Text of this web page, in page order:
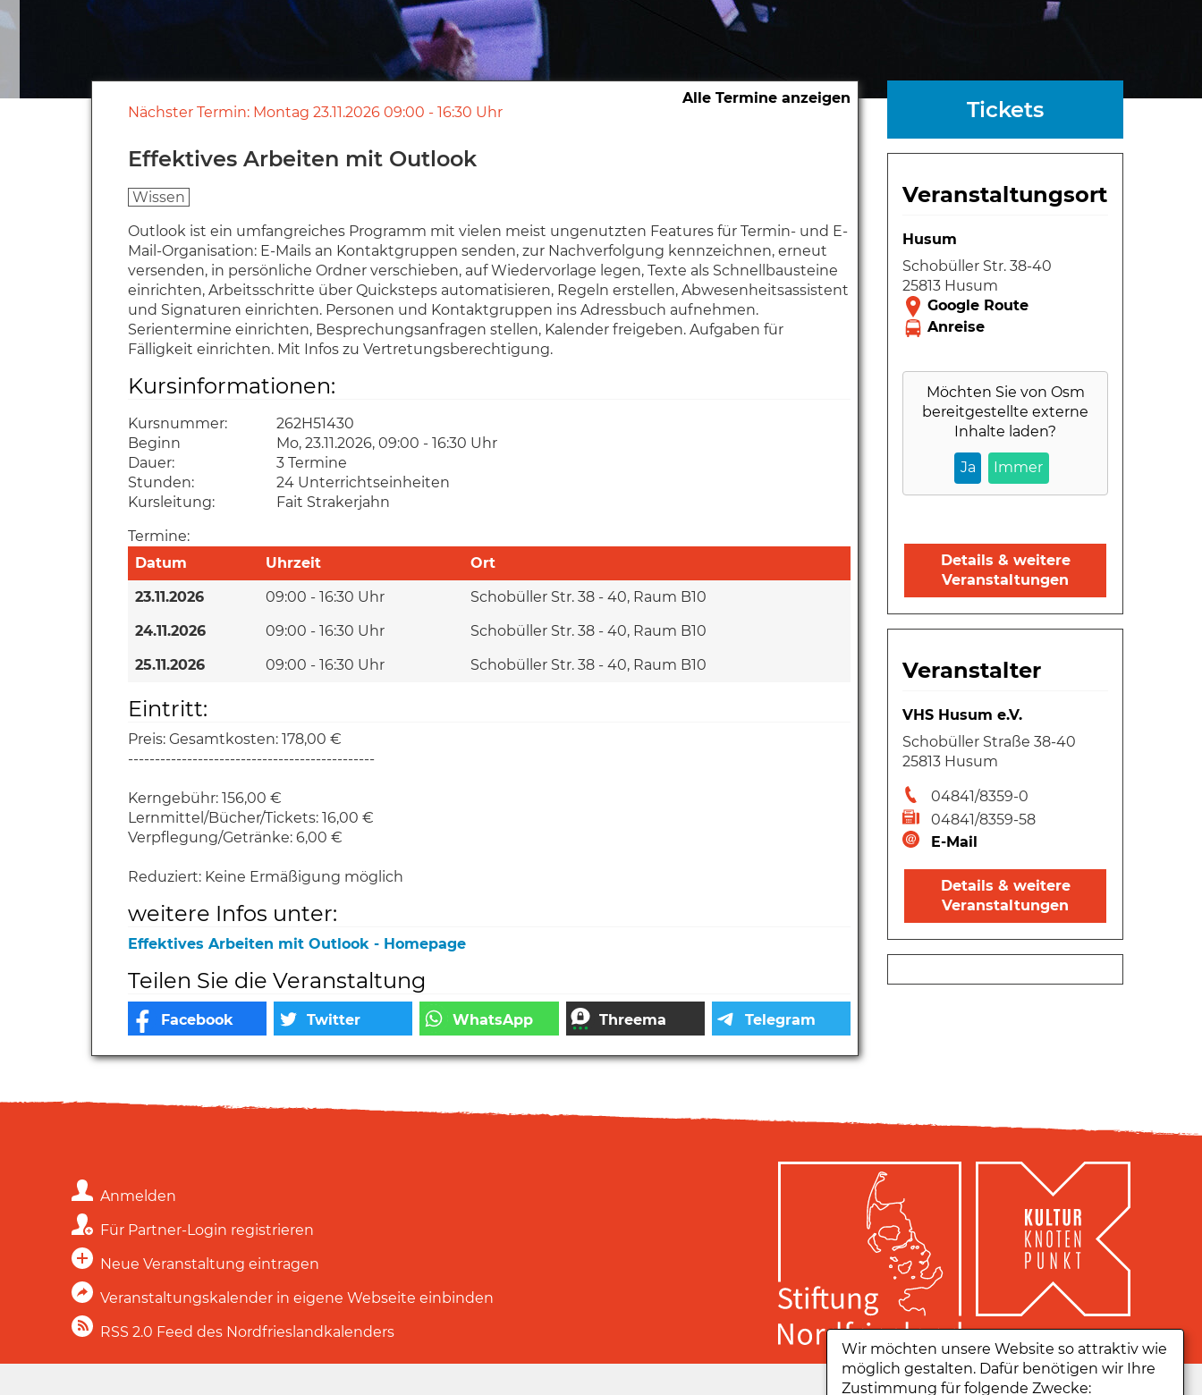
Nächster Termin: Montag 23.11.2026 09:00 - 16:30 Uhr
Alle Termine anzeigen
Effektives Arbeiten mit Outlook
Wissen
Outlook ist ein umfangreiches Programm mit vielen meist ungenutzten Features für Termin- und E-
Mail-Organisation: E-Mails an Kontaktgruppen senden, zur Nachverfolgung kennzeichnen, erneut
versenden, in persönliche Ordner verschieben, auf Wiedervorlage legen, Texte als Schnellbausteine
einrichten, Arbeitsschritte über Quicksteps automatisieren, Regeln erstellen, Abwesenheitsassistent
und Signaturen einrichten. Personen und Kontaktgruppen ins Adressbuch aufnehmen.
Serientermine einrichten, Besprechungsanfragen stellen, Kalender freigeben. Aufgaben für
Fälligkeit einrichten. Mit Infos zu Vertretungsberechtigung.
Kursinformationen:
Kursnummer:
262H51430
Beginn
Mo, 23.11.2026, 09:00 - 16:30 Uhr
Dauer:
3 Termine
Stunden:
24 Unterrichtseinheiten
Kursleitung:
Fait Strakerjahn
Termine:
Datum
Uhrzeit
Ort
23.11.2026
09:00 - 16:30 Uhr
Schobüller Str. 38 - 40, Raum B10
24.11.2026
09:00 - 16:30 Uhr
Schobüller Str. 38 - 40, Raum B10
25.11.2026
09:00 - 16:30 Uhr Schobüller Str. 38 - 40, Raum B10
Eintritt:
Preis: Gesamtkosten: 178,00 €
----------------------------------------------
Kerngebühr: 156,00 €
Lernmittel/Bücher/Tickets: 16,00 €
Verpflegung/Getränke: 6,00 €
Reduziert: Keine Ermäßigung möglich
weitere Infos unter:
Effektives Arbeiten mit Outlook - Homepage
Teilen Sie die Veranstaltung
Tickets
Veranstaltungsort
Husum
Schobüller Str. 38-40
25813 Husum
Möchten Sie von Osm
bereitgestellte externe
Inhalte laden?
Ja Immer
Details & weitere
Veranstaltungen
Veranstalter
VHS Husum e.V.
Schobüller Straße 38-40
25813 Husum
04841/8359-0
04841/8359-58
E-Mail
Details & weitere
Veranstaltungen
Anmelden
Für Partner-Login registrieren
Neue Veranstaltung eintragen
Veranstaltungskalender in eigene Webseite einbinden
RSS 2.0 Feed des Nordfrieslandkalenders
Zu unserer App:
Wir möchten unsere Website so attraktiv wie
möglich gestalten. Dafür benötigen wir Ihre
Zustimmung für folgende Zwecke: